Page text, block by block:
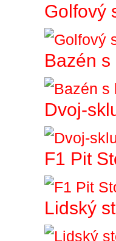
Golfový
Bazén
Dvoj-
F1 Pit
Lidský